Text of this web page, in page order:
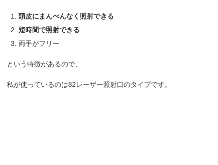
頭皮にまんべんなく照射できる
短時間で照射できる
両手がフリー
という特徴があるので、
私が使っているのは82レーザー照射口のタイプです。